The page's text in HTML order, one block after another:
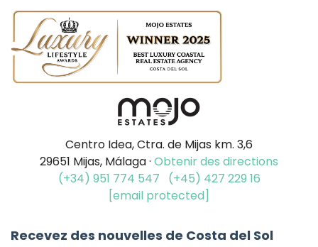
Centro Idea, Ctra. de Mijas km. 3,6
29651 Mijas, Málaga · Obtenir des directions
(+34) 951 774 547
(+45) 427 229 16
[email protected]